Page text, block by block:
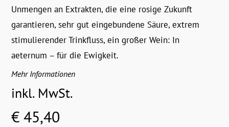
Unmengen an Extrakten, die eine rosige Zukunft
garantieren, sehr gut eingebundene Säure, extrem
stimulierender Trinkfluss, ein großer Wein: In
aeternum – für die Ewigkeit.
Mehr Informationen
inkl. MwSt.
€ 45,40